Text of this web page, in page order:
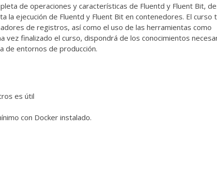
de operaciones y características de Fluentd y Fluent Bit,
la ejecución de Fluentd y Fluent Bit en contenedores. El curso
de registros, así como el uso de las herramientas como
finalizado el curso, dispondrá de los conocimientos
de entornos de producción.
es útil
con Docker instalado.